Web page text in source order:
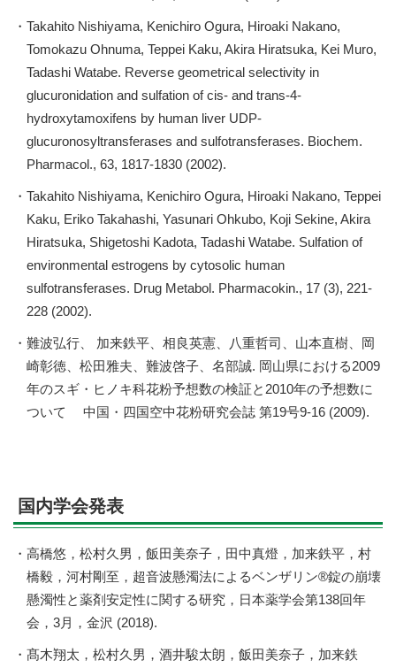
Takahito Nishiyama, Kenichiro Ogura, Hiroaki Nakano,
Tomokazu Ohnuma, Teppei Kaku, Akira Hiratsuka, Kei Muro,
Tadashi Watabe. Reverse geometrical selectivity in
glucuronidation and sulfation of cis- and trans-4-
hydroxytamoxifens by human liver UDP-
glucuronosyltransferases and sulfotransferases. Biochem.
Pharmacol., 63, 1817-1830 (2002).
Takahito Nishiyama, Kenichiro Ogura, Hiroaki Nakano, Teppei
Kaku, Eriko Takahashi, Yasunari Ohkubo, Koji Sekine, Akira
Hiratsuka, Shigetoshi Kadota, Tadashi Watabe. Sulfation of
environmental estrogens by cytosolic human
sulfotransferases. Drug Metabol. Pharmacokin., 17 (3), 221-
228 (2002).
難波弘行、 加来鉄平、相良英憲、八重哲司、山本直樹、岡
崎彰徳、松田雅夫、難波啓子、名部誠. 岡山県における2009
年のスギ・ヒノキ科花粉予想数の検証と2010年の予想数に
ついて 中国・四国空中花粉研究会誌 第19号9-16 (2009).
国内学会発表
高橋悠，松村久男，飯田美奈子，田中真燈，加来鉄平，村
橋毅，河村剛至，超音波懸濁法によるベンザリン®錠の崩壊
懸濁性と薬剤安定性に関する研究，日本薬学会第138回年
会，3月，金沢 (2018).
髙木翔太，松村久男，酒井駿太朗，飯田美奈子，加来鉄